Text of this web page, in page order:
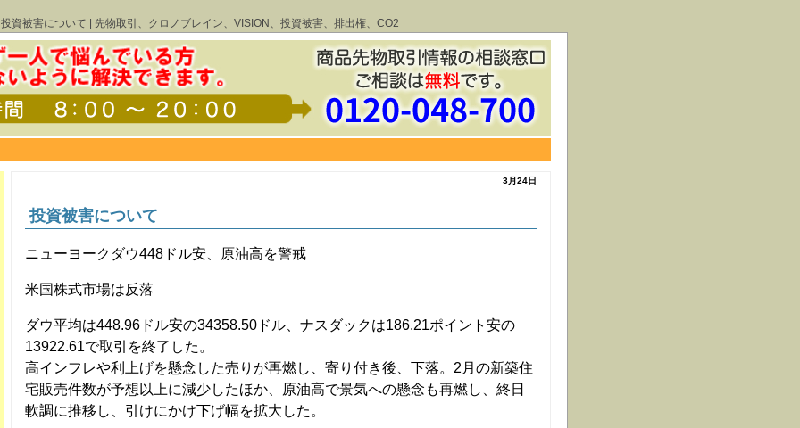
投資被害について | 先物取引、クロノブレイン、VISION、投資被害、排出権、CO2
3月24日
投資被害について
ニューヨークダウ448ドル安、原油高を警戒
米国株式市場は反落
ダウ平均は448.96ドル安の34358.50ドル、ナスダックは186.21ポイント安の
13922.61で取引を終了した。
高インフレや利上げを懸念した売りが再燃し、寄り付き後、下落。2月の新築住
宅販売件数が予想以上に減少したほか、原油高で景気への懸念も再燃し、終日
軟調に推移し、引けにかけ下げ幅を拡大した。